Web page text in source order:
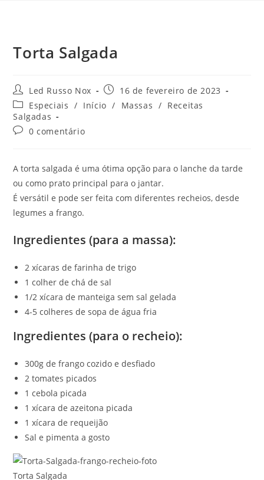
Torta Salgada
Led Russo Nox
16 de fevereiro de 2023
Especiais / Início / Massas / Receitas
Salgadas
0 comentário
A torta salgada é uma ótima opção para o lanche da tarde
ou como prato principal para o jantar.
É versátil e pode ser feita com diferentes recheios, desde
legumes a frango.
Ingredientes (para a massa):
2 xícaras de farinha de trigo
1 colher de chá de sal
1/2 xícara de manteiga sem sal gelada
4-5 colheres de sopa de água fria
Ingredientes (para o recheio):
300g de frango cozido e desfiado
2 tomates picados
1 cebola picada
1 xícara de azeitona picada
1 xícara de requeijão
Sal e pimenta a gosto
Torta Salgada